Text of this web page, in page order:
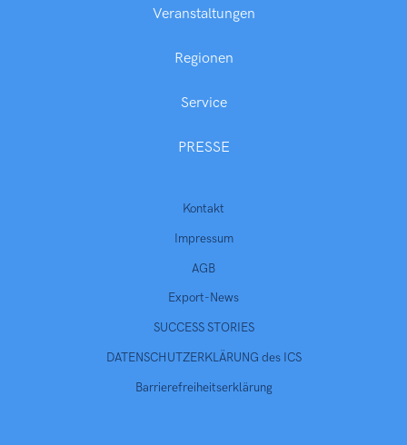
Veranstaltungen
Regionen
Service
PRESSE
Kontakt
Impressum
AGB
Export-News
SUCCESS STORIES
DATENSCHUTZERKLÄRUNG des ICS
Barrierefreiheitserklärung